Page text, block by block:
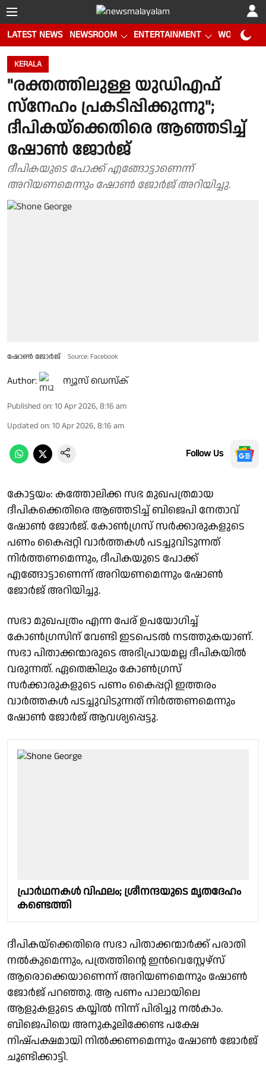
LATEST NEWS NEWSROOM ENTERTAINMENT WORLD CUP
KERALA
"രക്തത്തിലുള്ള യുഡിഎഫ്
സ്നേഹം പ്രകടിപ്പിക്കുന്നു";
ദീപികയ്‌ക്കെതിരെ ആഞ്ഞടിച്ച്
ഷോൺ ജോർജ്
ദീപികയുടെ പോക്ക് എങ്ങോട്ടാണെന്ന്
അറിയണമെന്നും ഷോൺ ജോർജ് അറിയിച്ചു.
ഷോൺ ജോർജ് Source: Facebook
Author: ന്യൂസ് ഡെസ്ക്
Published on: 10 Apr 2026, 8:16 am
Updated on: 10 Apr 2026, 8:16 am
Follow Us
കോട്ടയം: കത്തോലിക്ക സഭ മുഖപത്രമായ
ദീപികക്കെതിരെ ആഞ്ഞടിച്ച് ബിജെപി നേതാവ്
ഷോൺ ജോർജ്. കോൺഗ്രസ് സർക്കാരുകളുടെ
പണം കൈപ്പറ്റി വാർത്തകൾ പടച്ചുവിടുന്നത്
നിർത്തണമെന്നും, ദീപികയുടെ പോക്ക്
എങ്ങോട്ടാണെന്ന് അറിയണമെന്നും ഷോൺ
ജോർജ് അറിയിച്ചു.
സഭാ മുഖപത്രം എന്ന പേര് ഉപയോഗിച്ച്
കോൺഗ്രസിന് വേണ്ടി ഇടപെടൽ നടത്തുകയാണ്.
സഭാ പിതാക്കന്മാരുടെ അഭിപ്രായമല്ല ദീപികയിൽ
വരുന്നത്. ഏതെങ്കിലും കോൺഗ്രസ്
സർക്കാരുകളുടെ പണം കൈപ്പറ്റി ഇത്തരം
വാർത്തകൾ പടച്ചുവിടുന്നത് നിർത്തണമെന്നും
ഷോൺ ജോർജ് ആവശ്യപ്പെട്ടു.
പ്രാർഥനകൾ വിഫലം; ശ്രീനന്ദയുടെ മൃതദേഹം
കണ്ടെത്തി
ദീപികയ്‌ക്കെതിരെ സഭാ പിതാക്കന്മാർക്ക് പരാതി
നൽകുമെന്നും, പത്രത്തിൻ്റെ ഇൻവെസ്റ്റേഴ്സ്
ആരൊക്കെയാണെന്ന് അറിയണമെന്നും ഷോൺ
ജോർജ് പറഞ്ഞു. ആ പണം പാലായിലെ
ആളുകളുടെ കയ്യിൽ നിന്ന് പിരിച്ചു നൽകാം.
ബിജെപിയെ അനുകൂലിക്കേണ്ട പക്ഷേ
നിഷ്പക്ഷമായി നിൽക്കണമെന്നും ഷോൺ ജോർജ്
ചൂണ്ടിക്കാട്ടി.